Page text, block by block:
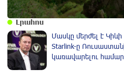
Լրահոս
Մասկը մերժել է
Starlink-ը
կառավարելու համար